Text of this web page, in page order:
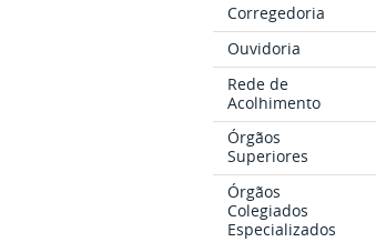
Corregedoria
Ouvidoria
Rede de
Acolhimento
Órgãos
Superiores
Órgãos
Colegiados
Especializados